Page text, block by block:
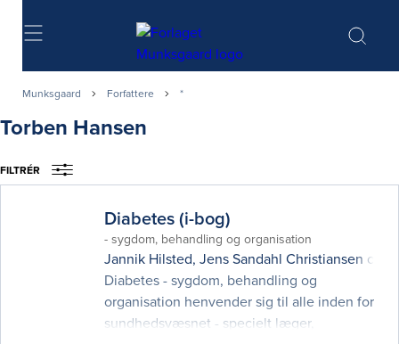
Søg
Munksgaard Forfattere *
Torben Hansen
FILTRÉR
Diabetes (i-bog)
- sygdom, behandling og organisation
Jannik Hilsted, Jens Sandahl Christiansen og
Diabetes - sygdom, behandling og
organisation henvender sig til alle inden for
sundhedsvæsnet - specielt læger,